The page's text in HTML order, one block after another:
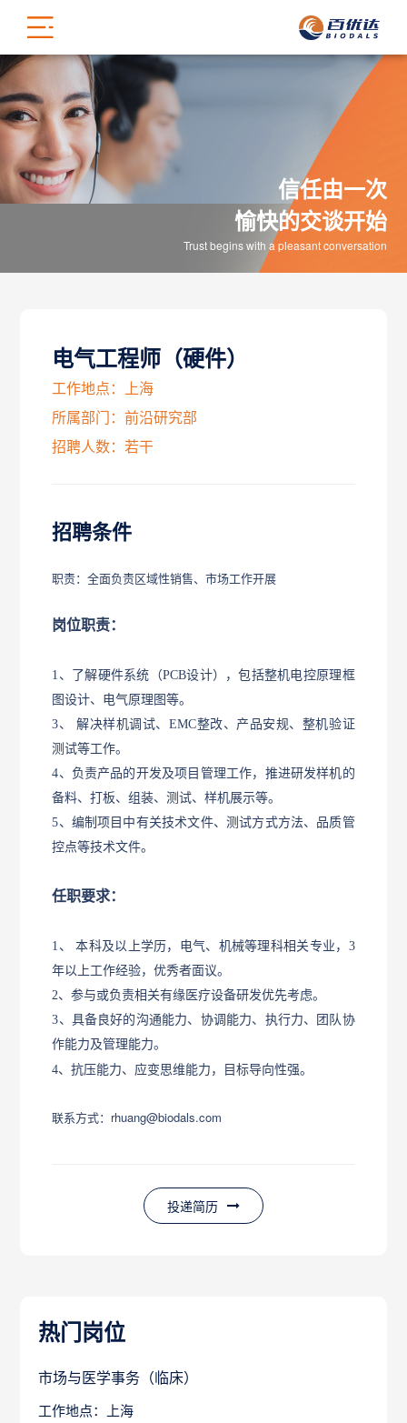
信任由一次
愉快的交谈开始
Trust begins with a pleasant conversation
电气工程师（硬件）
工作地点：上海
所属部门：前沿研究部
招聘人数：若干
招聘条件
职责：全面负责区域性销售、市场工作开展
岗位职责：
1 、了解硬件系统（PCB设计），包括整机电控原理框
图设计、电气原理图等。
3、 解决样机调试、 EMC整改、产品安规、整机验证
测试等工作。
4、负责产品的开发及项目管理工作，推进研发样机的
备料、打板、组装、测试、样机展示等。
5、编制项目中有关技术文件、测试方式方法、品质管
控点等技术文件。
任职要求：
1 、 本科及以上学历，电气、机械等理科相关专业， 3
年以上工作经验，优秀者面议。
2、参与或负责相关有缘医疗设备研发优先考虑。
3、具备良好的沟通能力、协调能力、执行力、团队协
作能力及管理能力。
4、抗压能力、应变思维能力，目标导向性强。
联系方式：rhuang@biodals.com
投递简历
热门岗位
市场与医学事务（临床）
工作地点：上海